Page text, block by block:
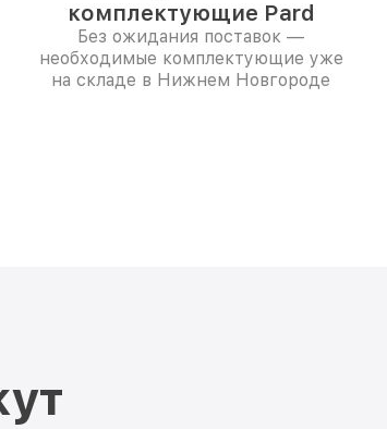
комплектующие Pard
Без ожидания поставок —
необходимые комплектующие уже
на складе в Нижнем Новгороде